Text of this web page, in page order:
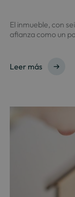
El inmueble, con
afianza como un
Leer más